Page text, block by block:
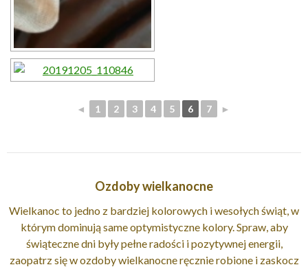
◄ 1 2 3 4 5 6 7 ►
Ozdoby wielkanocne
Wielkanoc to jedno z bardziej kolorowych i wesołych świąt, w
którym dominują same optymistyczne kolory. Spraw, aby
świąteczne dni były pełne radości i pozytywnej energii,
zaopatrz się w ozdoby wielkanocne ręcznie robione i zaskocz